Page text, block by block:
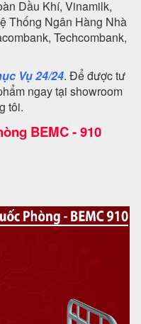
Dầu Khí, Vinamilk,
Thống Ngân Hàng Nhà
Techcombank,
Vụ 24/24. Để được tư
ngay tại showroom
tôi.
BEMC - 910